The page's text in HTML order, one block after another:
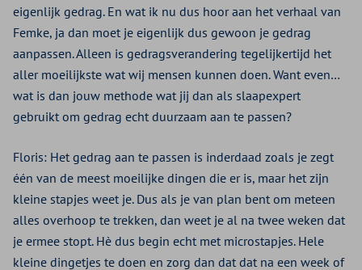
eigenlijk gedrag. En wat ik nu dus hoor aan het verhaal van
Femke, ja dan moet je eigenlijk dus gewoon je gedrag
aanpassen. Alleen is gedragsverandering tegelijkertijd het
aller moeilijkste wat wij mensen kunnen doen. Want even…
wat is dan jouw methode wat jij dan als slaapexpert
gebruikt om gedrag echt duurzaam aan te passen?
Floris: Het gedrag aan te passen is inderdaad zoals je zegt
één van de meest moeilijke dingen die er is, maar het zijn
kleine stapjes weet je. Dus als je van plan bent om meteen
alles overhoop te trekken, dan weet je al na twee weken dat
je ermee stopt. Hè dus begin echt met microstapjes. Hele
kleine dingetjes te doen en zorg dan dat dat na een week of